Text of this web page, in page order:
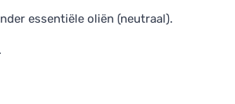
essentiële oliën (neutraal).